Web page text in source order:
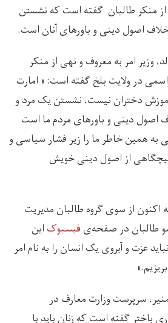
از منکر طالبان گفته است که نشستن
اصول دینی و باورهای آنان است.
وزیر امر به معروف و نهی از منکر
در ولایت بلخ گفته است:‌‌ « امارت
دختران نیست، نشستن یک مرد و
دینی و باورهای مردم ما است
به همین خاطر ما را زیر فشار سیاسی و
از اصول دینی خویش
اکنون از سوی گروه طالبان مدیریت
طالبان در صفحه‌یفیسبوکاین
عزت و آبروی یک انسان را به نام امر
سرپرست وزارت معارف در
باختر گفته است که زنان باید با